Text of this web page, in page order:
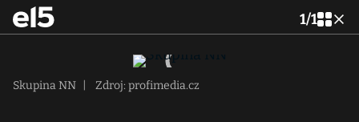
1/1
Skupina NN Zdroj: profimedia.cz